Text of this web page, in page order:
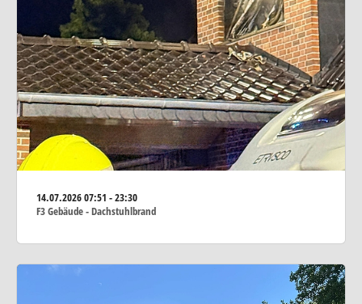
14.07.202607:51 - 23:30
F3 Gebäude - Dachstuhlbrand